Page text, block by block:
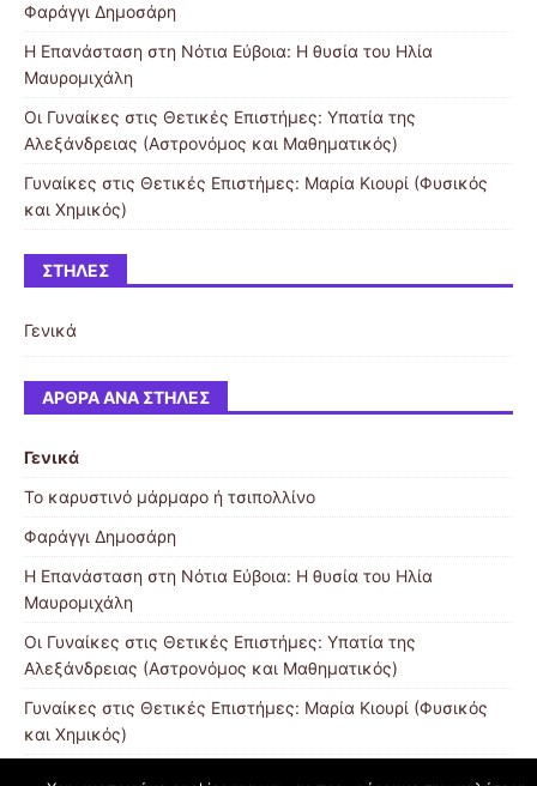
Φαράγγι Δημοσάρη
Η Επανάσταση στη Νότια Εύβοια: Η θυσία του Ηλία
Μαυρομιχάλη
Οι Γυναίκες στις Θετικές Επιστήμες: Υπατία της
Αλεξάνδρειας (Αστρονόμος και Μαθηματικός)
Γυναίκες στις Θετικές Επιστήμες: Μαρία Κιουρί (Φυσικός
και Χημικός)
ΣΤΉΛΕΣ
Γενικά
ΆΡΘΡΑ ΑΝΆ ΣΤΉΛΕΣ
Γενικά
Το καρυστινό μάρμαρο ή τσιπολλίνο
Φαράγγι Δημοσάρη
Η Επανάσταση στη Νότια Εύβοια: Η θυσία του Ηλία
Μαυρομιχάλη
Οι Γυναίκες στις Θετικές Επιστήμες: Υπατία της
Αλεξάνδρειας (Αστρονόμος και Μαθηματικός)
Γυναίκες στις Θετικές Επιστήμες: Μαρία Κιουρί (Φυσικός
και Χημικός)